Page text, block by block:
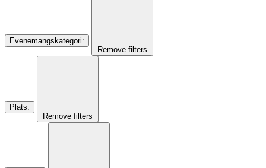
Evenemangskategori:
Remove filters
Plats:
Remove filters